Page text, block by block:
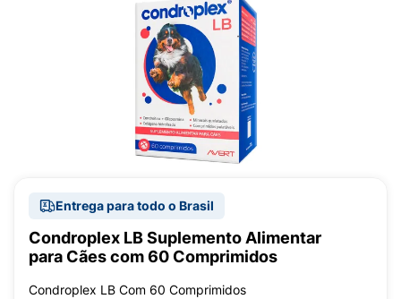
Entrega para todo o Brasil
Condroplex LB Suplemento Alimentar
para Cães com 60 Comprimidos
Condroplex LB Com 60 Comprimidos